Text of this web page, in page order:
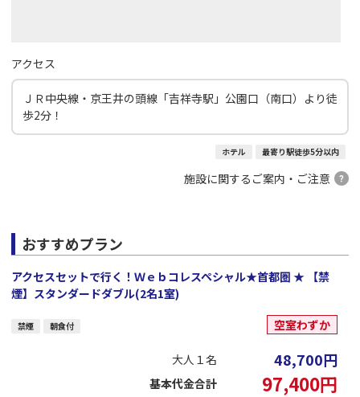
アクセス
ＪＲ中央線・京王井の頭線「吉祥寺駅」公園口（南口）より徒
歩2分！
ホテル 最寄り駅徒歩5分以内
施設に関するご案内・ご注意
おすすめプラン
アクセスセットで行く！Ｗｅｂコレスペシャル★首都圏 ★ 【禁
煙】スタンダードダブル(2名1室)
禁煙 朝食付 空室わずか
大人１名 48,700円
基本代金合計 97,400円